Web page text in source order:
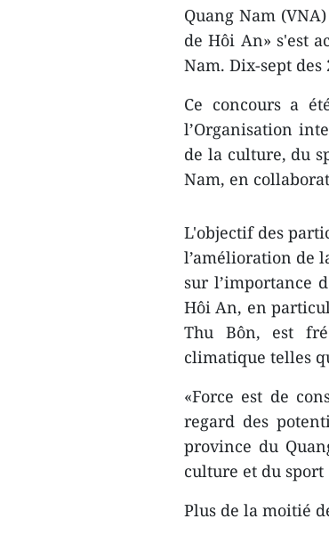
Quang Nam
de Hôi An» s'est
Nam. Dix-sept
Ce concours a
l’Organisation
de la culture, du
Nam, en
L​'objectif des
l’amélioration de
sur l’importance
Hôi An, ​en
Thu Bôn, est
climatique telles
«Force est de
regard des
province du
culture et du
Plus de la moitié